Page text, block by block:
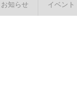
お知らせ イベント